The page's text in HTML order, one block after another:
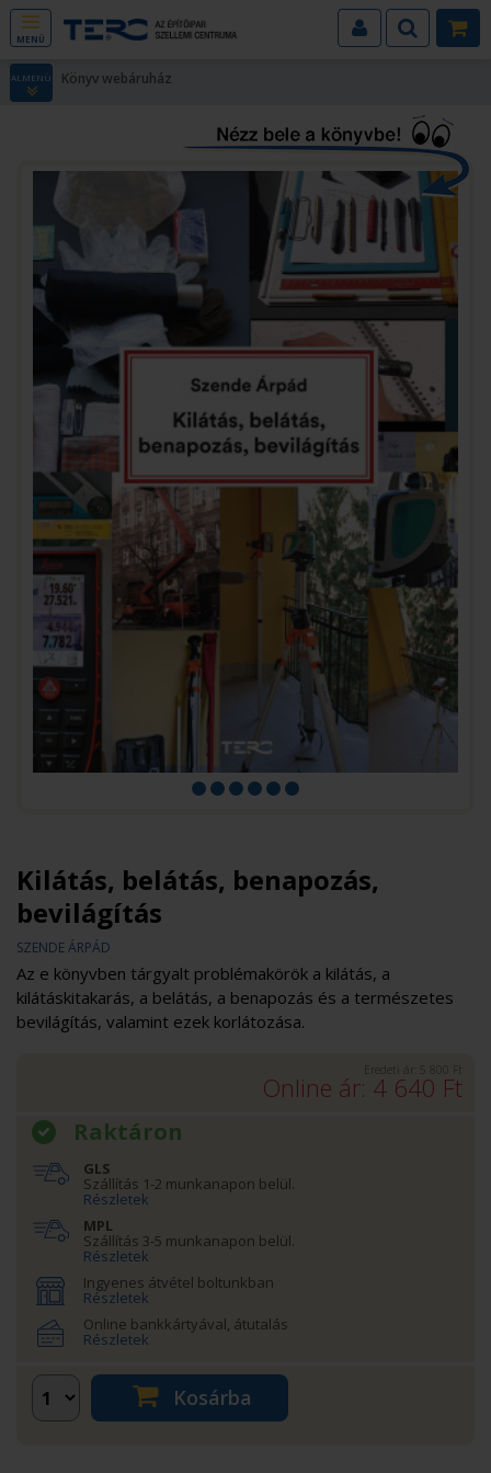
MENÜ
ALMENÜ Könyv webáruház
Kilátás, belátás, benapozás,
bevilágítás
SZENDE ÁRPÁD
Az e könyvben tárgyalt problémakörök a kilátás, a
kilátáskitakarás, a belátás, a benapozás és a természetes
bevilágítás, valamint ezek korlátozása.
Eredeti ár: Ft
Online ár: 4 640 Ft
Raktáron
GLS
Szállítás 1-2 munkanapon belül.
Részletek
MPL
Szállítás 3-5 munkanapon belül.
Részletek
Ingyenes átvétel boltunkban
Részletek
Online bankkártyával, átutalás
Részletek
Kosárba